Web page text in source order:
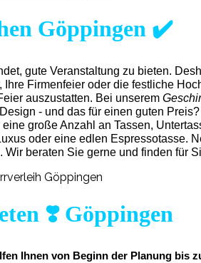
Göppingen ✔️
gute Veranstaltung zu bieten.
Firmenfeier oder die festliche
auszustatten. Bei unserem
- und das für einen guten
große Anzahl an Tassen,
oder eine edlen Espressotasse.
beraten Sie gerne und finden für
❣️ Göppingen
Ihnen von Beginn der Planung bis